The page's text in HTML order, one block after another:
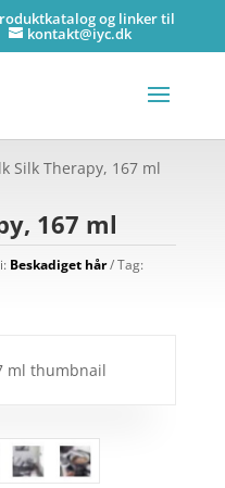
og linker til
kontakt@iyc.dk
Silk Therapy, 167 ml
167 ml
Beskadiget hår
Tag: